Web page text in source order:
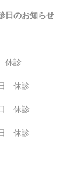
日のお知らせ
休診
休診
休診
休診